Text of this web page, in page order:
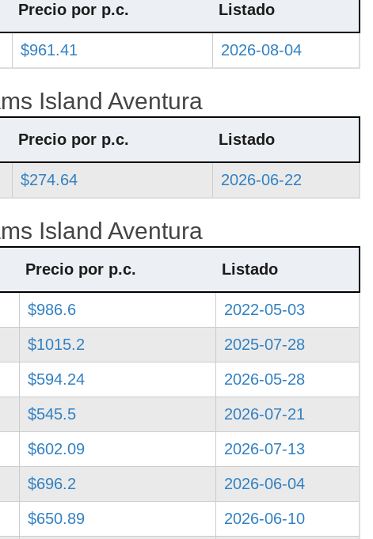
Precio por p.c. Listado
$961.41 2026-08-04
Island Aventura
Precio por p.c. Listado
$274.64 2026-06-22
Island Aventura
Precio por p.c. Listado
$986.6
2022-05-03
$1015.2
2025-07-28
$594.24
2026-05-28
$545.5
2026-07-21
$602.09
2026-07-13
$696.2
2026-06-04
$650.89 2026-06-10